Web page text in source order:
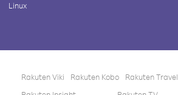
Linux
Rakuten Viki Rakuten Kobo Rakuten Travel